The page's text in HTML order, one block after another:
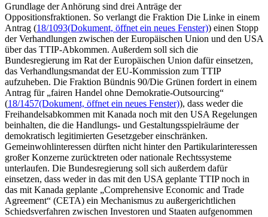
Grundlage der Anhörung sind drei Anträge der
Oppositionsfraktionen. So verlangt die Fraktion Die Linke in einem
Antrag (18/1093(Dokument, öffnet ein neues Fenster)) einen Stopp
der Verhandlungen zwischen der Europäischen Union und den USA
über das TTIP-Abkommen. Außerdem soll sich die
Bundesregierung im Rat der Europäischen Union dafür einsetzen,
das Verhandlungsmandat der EU-Kommission zum TTIP
aufzuheben. Die Fraktion Bündnis 90/Die Grünen fordert in einem
Antrag für „fairen Handel ohne Demokratie-Outsourcing“
(18/1457(Dokument, öffnet ein neues Fenster)), dass weder die
Freihandelsabkommen mit Kanada noch mit den USA Regelungen
beinhalten, die die Handlungs- und Gestaltungsspielräume der
demokratisch legitimierten Gesetzgeber einschränken.
Gemeinwohlinteressen dürften nicht hinter den Partikularinteressen
großer Konzerne zurücktreten oder nationale Rechtssysteme
unterlaufen. Die Bundesregierung soll sich außerdem dafür
einsetzen, dass weder in das mit den USA geplante TTIP noch in
das mit Kanada geplante „Comprehensive Economic and Trade
Agreement“ (CETA) ein Mechanismus zu außergerichtlichen
Schiedsverfahren zwischen Investoren und Staaten aufgenommen